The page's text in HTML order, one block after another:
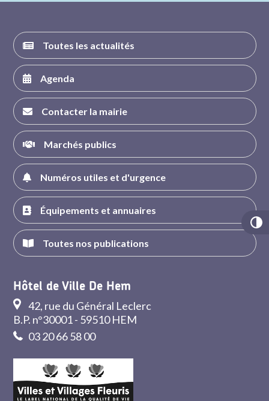
Toutes les actualités
Agenda
Contacter la mairie
Marchés publics
Numéros utiles et d'urgence
Équipements et annuaires
Toutes nos publications
Hôtel de Ville De Hem
42, rue du Général Leclerc
B.P. n°30001 - 59510 HEM
03 20 66 58 00